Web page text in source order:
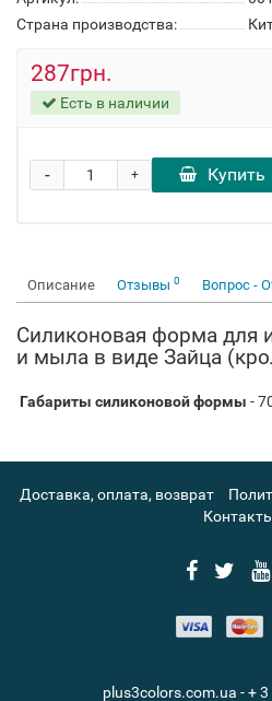
Страна производства:
287грн.
Есть в наличии
+
- Купить
Описание Отзывы 0 Вопрос -
Силиконовая форма для
и мыла в виде Зайца
Габариты силиконовой формы -
Доставка, оплата, возврат
plus3colors.com.ua - +